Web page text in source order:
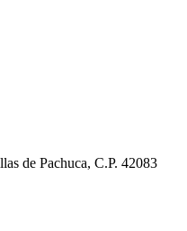
de Pachuca, C.P. 42083